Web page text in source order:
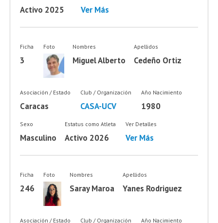
Activo 2025 Ver Más
Ficha
3
Foto Nombres
Miguel Alberto
Apellidos
Cedeño Ortiz
Asociación / Estado
Caracas
Club / Organización
CASA-UCV
Año Nacimiento
1980
Sexo
Masculino
Estatus como Atleta
Activo 2026
Ver Detalles
Ver Más
Ficha
246
Foto Nombres
Saray Maroa
Apellidos
Yanes Rodriguez
Asociación / Estado Club / Organización Año Nacimiento